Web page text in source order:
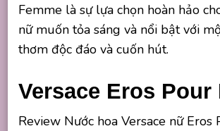
Femme là sự lựa chọn hoàn hảo
nữ muốn tỏa sáng và nổi bật với
thơm độc đáo và cuốn hút.
Versace Eros Pour
Review Nước hoa Versace nữ Eros